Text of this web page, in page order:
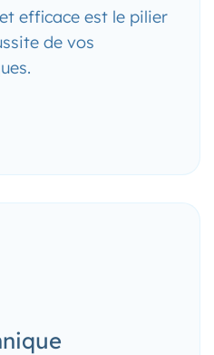
efficace est le pilier
de vos